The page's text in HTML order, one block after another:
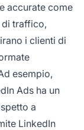
accurate come
traffico,
i clienti di
esempio,
Ads ha un
a
LinkedIn